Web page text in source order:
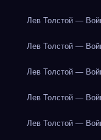
Лев Толстой —
Лев Толстой —
Лев Толстой —
Лев Толстой —
Лев Толстой —